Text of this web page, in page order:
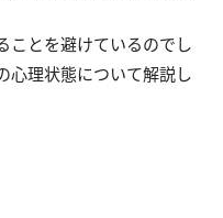
ことを避けているのでし
理状態について解説し